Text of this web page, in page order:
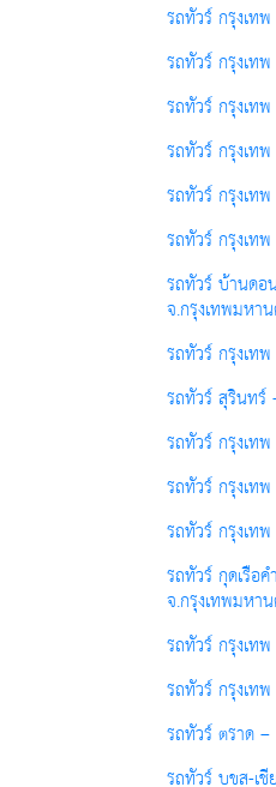
รถทัวร์ กรุงเท
รถทัวร์ กรุงเท
รถทัวร์ กรุงเท
รถทัวร์ กรุงเท
รถทัวร์ กรุงเ
รถทัวร์ กรุงเท
รถทัวร์ บ้านดอ
จ.กรุงเทพมหา
รถทัวร์ กรุงเ
รถทัวร์ สุรินทร์
รถทัวร์ กรุงเท
รถทัวร์ กรุงเท
รถทัวร์ กรุงเท
รถทัวร์ กุดเรือ
จ.กรุงเทพมหา
รถทัวร์ กรุงเท
รถทัวร์ กรุงเท
รถทัวร์ ตราด
รถทัวร์ บขส-เ